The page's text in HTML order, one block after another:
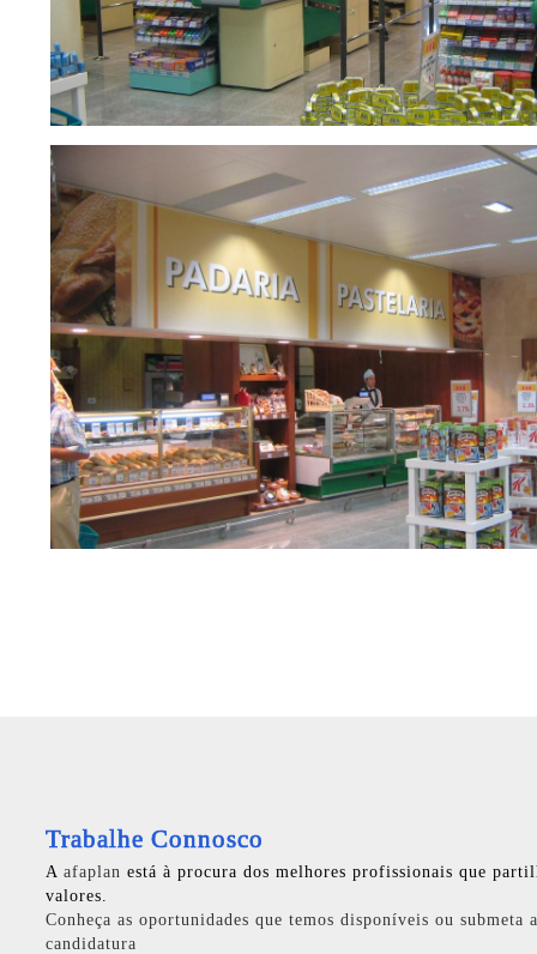
Trabalhe Connosco
A afaplan está à procura dos melhores profissionais que
valores.
Conheça as oportunidades que temos disponíveis ou submeta
candidatura